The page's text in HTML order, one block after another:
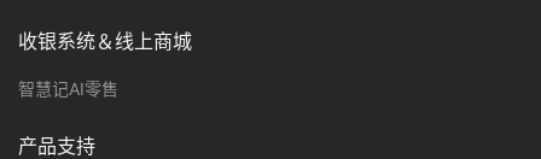
收银系统＆线上商城
智慧记AI零售
产品支持